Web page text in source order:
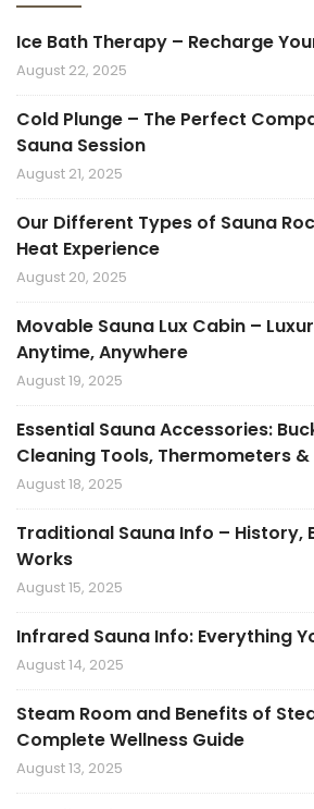
Ice Bath Therapy – Recharge
August 22, 2025
Cold Plunge – The Perfect
Sauna Session
August 21, 2025
Our Different Types of Sauna
Heat Experience
August 20, 2025
Movable Sauna Lux Cabin –
Anytime, Anywhere
August 19, 2025
Essential Sauna Accessories:
Cleaning Tools, Thermometers
August 18, 2025
Traditional Sauna Info – History,
Works
August 15, 2025
Infrared Sauna Info: Everything
August 14, 2025
Steam Room and Benefits of
Complete Wellness Guide
August 13, 2025